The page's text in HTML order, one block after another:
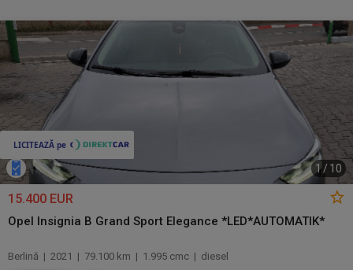
1/10
15.400 EUR
Opel Insignia B Grand Sport Elegance *LED*AUTOMATIK*
Berlină | 2021 | 79.100 km | 1.995 cmc | diesel